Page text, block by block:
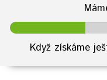
3
1
.
Když získáme